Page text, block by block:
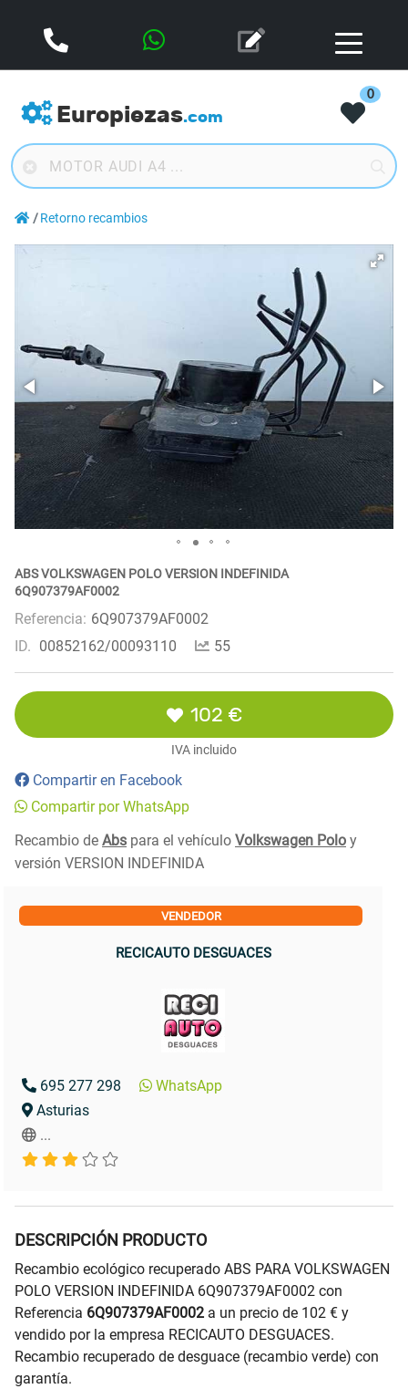
Europiezas.com
0
Retorno recambios
ABS VOLKSWAGEN POLO VERSION INDEFINIDA
6Q907379AF0002
Referencia: 6Q907379AF0002
ID. 00852162/00093110 55
102 €
IVA incluido
Compartir en Facebook
Compartir por WhatsApp
Recambio de Abs para el vehículo Volkswagen Polo y
versión VERSION INDEFINIDA
VENDEDOR
RECICAUTO DESGUACES
695 277 298
WhatsApp
Asturias
...
DESCRIPCIÓN PRODUCTO
Recambio ecológico recuperado ABS PARA VOLKSWAGEN
POLO VERSION INDEFINIDA 6Q907379AF0002 con
Referencia 6Q907379AF0002 a un precio de 102 € y
vendido por la empresa RECICAUTO DESGUACES.
Recambio recuperado de desguace (recambio verde) con
garantía.